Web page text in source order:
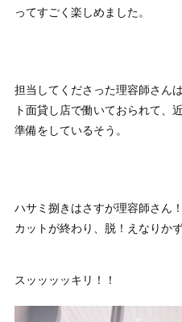
ってすごく楽しめました。
担当してくださった理容師さん
ト面貸し店で働いておられて、
準備をしているそう。
ハサミ捌きはさすが理容師さん
カットが終わり、脱！えなりか
スッッッッキリ！！